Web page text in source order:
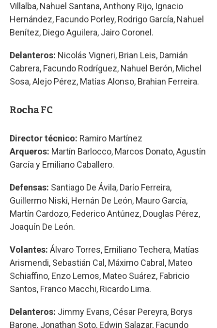
Villalba, Nahuel Santana, Anthony Rijo, Ignacio
Hernández, Facundo Porley, Rodrigo García, Nahuel
Benítez, Diego Aguilera, Jairo Coronel.
Delanteros: Nicolás Vigneri, Brian Leis, Damián
Cabrera, Facundo Rodríguez, Nahuel Berón, Michel
Sosa, Alejo Pérez, Matías Alonso, Brahian Ferreira.
Rocha FC
Director técnico: Ramiro Martínez
Arqueros: Martín Barlocco, Marcos Donato, Agustín
García y Emiliano Caballero.
Defensas: Santiago De Ávila, Darío Ferreira,
Guillermo Niski, Hernán De León, Mauro García,
Martín Cardozo, Federico Antúnez, Douglas Pérez,
Joaquín De León.
Volantes: Álvaro Torres, Emiliano Techera, Matías
Arismendi, Sebastián Cal, Máximo Cabral, Mateo
Schiaffino, Enzo Lemos, Mateo Suárez, Fabricio
Santos, Franco Macchi, Ricardo Lima.
Delanteros: Jimmy Evans, César Pereyra, Borys
Barone, Jonathan Soto, Edwin Salazar, Facundo